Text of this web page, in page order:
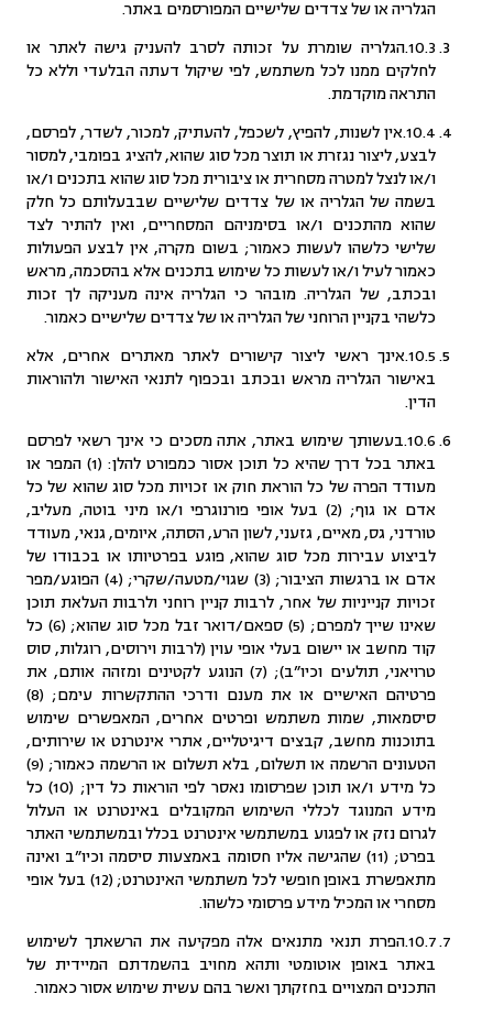
הגלריה או של צדדים שלישיים המפורסמים באתר.
10.3.הגלריה שומרת על זכותה לסרב להעניק גישה לאתר או
לחלקים ממנו לכל משתמש, לפי שיקול דעתה הבלעדי וללא כל
התראה מוקדמת.
10.4.אין לשנות, להפיץ, לשכפל, להעתיק, למכור, לשדר, לפרסם,
לבצע, ליצור נגזרת או תוצר מכל סוג שהוא, להציג בפומבי, למסור
ו/או לנצל למטרה מסחרית או ציבורית מכל סוג שהוא בתכנים ו/או
בשמה של הגלריה או של צדדים שלישיים שבבעלותם כל חלק
שהוא מהתכנים ו/או בסימניהם המסחריים, ואין להתיר לצד
שלישי כלשהו לעשות כאמור; בשום מקרה, אין לבצע הפעולות
כאמור לעיל ו/או לעשות כל שימוש בתכנים אלא בהסכמה, מראש
ובכתב, של הגלריה. מובהר כי הגלריה אינה מעניקה לך זכות
כלשהי בקניין הרוחני של הגלריה או של צדדים שלישיים כאמור.
10.5.אינך ראשי ליצור קישורים לאתר מאתרים אחרים, אלא
באישור הגלריה מראש ובכתב ובכפוף לתנאי האישור ולהוראות
הדין.
10.6.בעשותך שימוש באתר, אתה מסכים כי אינך רשאי לפרסם
באתר בכל דרך שהיא כל תוכן אסור כמפורט להלן: (1) המפר או
מעודד הפרה של כל הוראת חוק או זכויות מכל סוג שהוא של כל
אדם או גוף; (2) בעל אופי פורנוגרפי ו/או מיני בוטה, מעליב,
טורדני, גס, מאיים, גזעני, לשון הרע, הסתה, איומים, גנאי, מעודד
לביצוע עבירות מכל סוג שהוא, פוגע בפרטיותו או בכבודו של
אדם או ברגשות הציבור; (3) שגוי/מטעה/שקרי; (4) הפוגע/מפר
זכויות קנייניות של אחר, לרבות קניין רוחני ולרבות העלאת תוכן
שאינו שייך למפרם; (5) ספאם/דואר זבל מכל סוג שהוא; (6) כל
קוד מחשב או יישום בעלי אופי עוין (לרבות וירוסים, רוגלות, סוס
טרויאני, תולעים וכיו”ב); (7) הנוגע לקטינים ומזהה אותם, את
פרטיהם האישיים או את מענם ודרכי ההתקשרות עימם; (8)
סיסמאות, שמות משתמש ופרטים אחרים, המאפשרים שימוש
בתוכנות מחשב, קבצים דיגיטליים, אתרי אינטרנט או שירותים,
הטעונים הרשמה או תשלום, בלא תשלום או הרשמה כאמור; (9)
כל מידע ו/או תוכן שפרסומו נאסר לפי הוראות כל דין; (10) כל
מידע המנוגד לכללי השימוש המקובלים באינטרנט או העלול
לגרום נזק או לפגוע במשתמשי אינטרנט בכלל ובמשתמשי האתר
בפרט; (11) שהגישה אליו חסומה באמצעות סיסמה וכיו”ב ואינה
מתאפשרת באופן חופשי לכל משתמשי האינטרנט; (12) בעל אופי
מסחרי או המכיל מידע פרסומי כלשהו.
10.7.הפרת תנאי מתנאים אלה מפקיעה את הרשאתך לשימוש
באתר באופן אוטומטי ותהא מחויב בהשמדתם המיידית של
התכנים המצויים בחזקתך ואשר בהם עשית שימוש אסור כאמור.